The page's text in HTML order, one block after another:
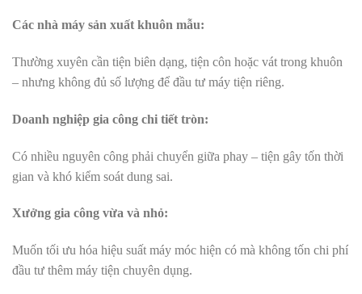
Các nhà máy sản xuất khuôn mẫu:
Thường xuyên cần tiện biên dạng, tiện côn hoặc vát trong khuôn
– nhưng không đủ số lượng để đầu tư máy tiện riêng.
Doanh nghiệp gia công chi tiết tròn:
Có nhiều nguyên công phải chuyển giữa phay – tiện gây tốn thời
gian và khó kiểm soát dung sai.
Xưởng gia công vừa và nhỏ:
Muốn tối ưu hóa hiệu suất máy móc hiện có mà không tốn chi phí
đầu tư thêm máy tiện chuyên dụng.